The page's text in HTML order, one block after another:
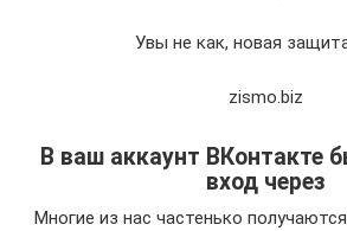
Увы не как, новая
zismo.biz
В ваш аккаунт ВКонтакте
вход через
Многие из нас частенько